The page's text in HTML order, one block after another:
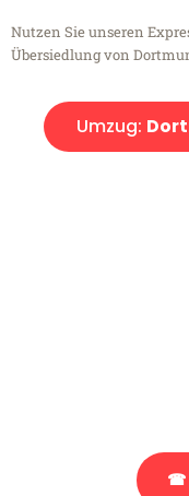
Nutzen Sie unseren
Übersiedlung von
Umzug:
☎